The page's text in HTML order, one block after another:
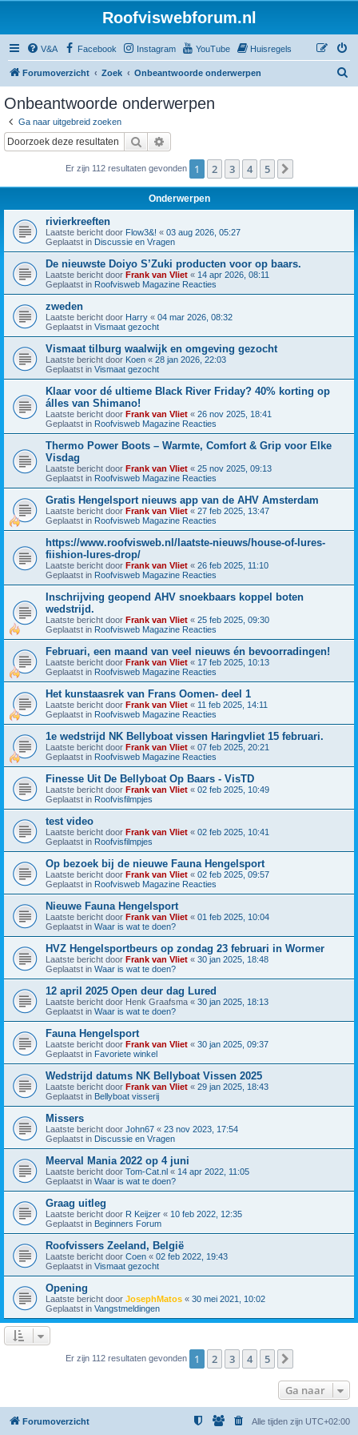
Roofviswebforum.nl
V&A Facebook Instagram YouTube Huisregels
Forumoverzicht Zoek Onbeantwoorde onderwerpen
Onbeantwoorde onderwerpen
Ga naar uitgebreid zoeken
Zoek
Er zijn 112 resultaten gevonden 1 2 3 4 5
Onderwerpen
rivierkreeften
Laatste bericht door Flow3&! « 03 aug 2026, 05:27
Geplaatst in Discussie en Vragen
De nieuwste Doiyo S’Zuki producten voor op baars.
Laatste bericht door Frank van Vliet « 14 apr 2026, 08:11
Geplaatst in Roofvisweb Magazine Reacties
zweden
Laatste bericht door Harry « 04 mar 2026, 08:32
Geplaatst in Vismaat gezocht
Vismaat tilburg waalwijk en omgeving gezocht
Laatste bericht door Koen « 28 jan 2026, 22:03
Geplaatst in Vismaat gezocht
Klaar voor dé ultieme Black River Friday? 40% korting op
álles van Shimano!
Laatste bericht door Frank van Vliet « 26 nov 2025, 18:41
Geplaatst in Roofvisweb Magazine Reacties
Thermo Power Boots – Warmte, Comfort & Grip voor Elke
Visdag
Laatste bericht door Frank van Vliet « 25 nov 2025, 09:13
Geplaatst in Roofvisweb Magazine Reacties
Gratis Hengelsport nieuws app van de AHV Amsterdam
Laatste bericht door Frank van Vliet « 27 feb 2025, 13:47
Geplaatst in Roofvisweb Magazine Reacties
https://www.roofvisweb.nl/laatste-nieuws/house-of-lures-
fiishion-lures-drop/
Laatste bericht door Frank van Vliet « 26 feb 2025, 11:10
Geplaatst in Roofvisweb Magazine Reacties
Inschrijving geopend AHV snoekbaars koppel boten
wedstrijd.
Laatste bericht door Frank van Vliet « 25 feb 2025, 09:30
Geplaatst in Roofvisweb Magazine Reacties
Februari, een maand van veel nieuws én bevoorradingen!
Laatste bericht door Frank van Vliet « 17 feb 2025, 10:13
Geplaatst in Roofvisweb Magazine Reacties
Het kunstaasrek van Frans Oomen- deel 1
Laatste bericht door Frank van Vliet « 11 feb 2025, 14:11
Geplaatst in Roofvisweb Magazine Reacties
1e wedstrijd NK Bellyboat vissen Haringvliet 15 februari.
Laatste bericht door Frank van Vliet « 07 feb 2025, 20:21
Geplaatst in Roofvisweb Magazine Reacties
Finesse Uit De Bellyboat Op Baars - VisTD
Laatste bericht door Frank van Vliet « 02 feb 2025, 10:49
Geplaatst in Roofvisfilmpjes
test video
Laatste bericht door Frank van Vliet « 02 feb 2025, 10:41
Geplaatst in Roofvisfilmpjes
Op bezoek bij de nieuwe Fauna Hengelsport
Laatste bericht door Frank van Vliet « 02 feb 2025, 09:57
Geplaatst in Roofvisweb Magazine Reacties
Nieuwe Fauna Hengelsport
Laatste bericht door Frank van Vliet « 01 feb 2025, 10:04
Geplaatst in Waar is wat te doen?
HVZ Hengelsportbeurs op zondag 23 februari in Wormer
Laatste bericht door Frank van Vliet « 30 jan 2025, 18:48
Geplaatst in Waar is wat te doen?
12 april 2025 Open deur dag Lured
Laatste bericht door Henk Graafsma « 30 jan 2025, 18:13
Geplaatst in Waar is wat te doen?
Fauna Hengelsport
Laatste bericht door Frank van Vliet « 30 jan 2025, 09:37
Geplaatst in Favoriete winkel
Wedstrijd datums NK Bellyboat Vissen 2025
Laatste bericht door Frank van Vliet « 29 jan 2025, 18:43
Geplaatst in Bellyboat visserij
Missers
Laatste bericht door John67 « 23 nov 2023, 17:54
Geplaatst in Discussie en Vragen
Meerval Mania 2022 op 4 juni
Laatste bericht door Tom-Cat.nl « 14 apr 2022, 11:05
Geplaatst in Waar is wat te doen?
Graag uitleg
Laatste bericht door R Keijzer « 10 feb 2022, 12:35
Geplaatst in Beginners Forum
Roofvissers Zeeland, België
Laatste bericht door Coen « 02 feb 2022, 19:43
Geplaatst in Vismaat gezocht
Opening
Laatste bericht door JosephMatos « 30 mei 2021, 10:02
Geplaatst in Vangstmeldingen
Er zijn 112 resultaten gevonden 1 2 3 4 5
Ga naar
Forumoverzicht Alle tijden zijn UTC+02:00